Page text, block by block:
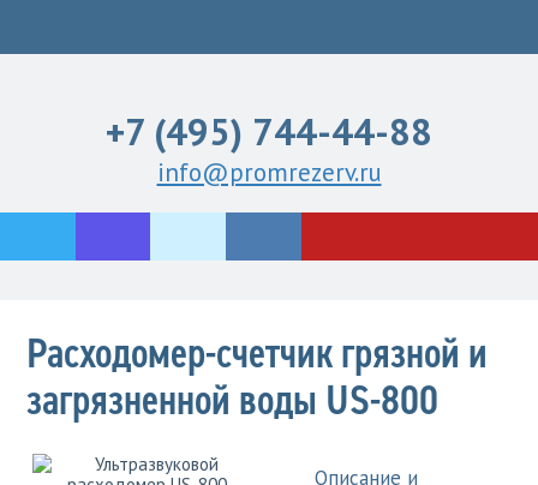
+7 (495) 744-44-88
info@promrezerv.ru
Расходомер-счетчик грязной и
загрязненной воды US-800
Описание и